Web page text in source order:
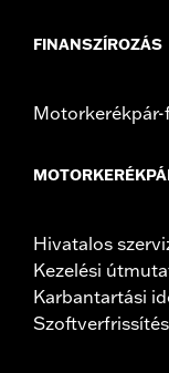
FINANSZÍROZÁS
Hivatalos
Kezelési
Karbantartási